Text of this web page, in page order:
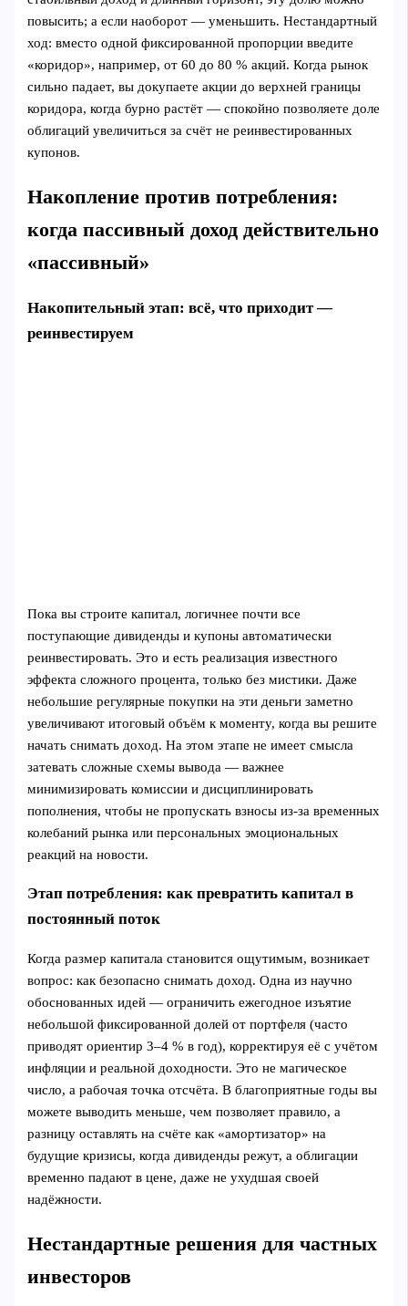
повысить; а если наоборот — уменьшить. Нестандартный
ход: вместо одной фиксированной пропорции введите
«коридор», например, от 60 до 80 % акций. Когда рынок
сильно падает, вы докупаете акции до верхней границы
коридора, когда бурно растёт — спокойно позволяете доле
облигаций увеличиться за счёт не реинвестированных
купонов.
Накопление против потребления:
когда пассивный доход действительно
«пассивный»
Накопительный этап: всё, что приходит —
реинвестируем
Пока вы строите капитал, логичнее почти все
поступающие дивиденды и купоны автоматически
реинвестировать. Это и есть реализация известного
эффекта сложного процента, только без мистики. Даже
небольшие регулярные покупки на эти деньги заметно
увеличивают итоговый объём к моменту, когда вы решите
начать снимать доход. На этом этапе не имеет смысла
затевать сложные схемы вывода — важнее
минимизировать комиссии и дисциплинировать
пополнения, чтобы не пропускать взносы из‑за временных
колебаний рынка или персональных эмоциональных
реакций на новости.
Этап потребления: как превратить капитал в
постоянный поток
Когда размер капитала становится ощутимым, возникает
вопрос: как безопасно снимать доход. Одна из научно
обоснованных идей — ограничить ежегодное изъятие
небольшой фиксированной долей от портфеля (часто
приводят ориентир 3–4 % в год), корректируя её с учётом
инфляции и реальной доходности. Это не магическое
число, а рабочая точка отсчёта. В благоприятные годы вы
можете выводить меньше, чем позволяет правило, а
разницу оставлять на счёте как «амортизатор» на
будущие кризисы, когда дивиденды режут, а облигации
временно падают в цене, даже не ухудшая своей
надёжности.
Нестандартные решения для частных
инвесторов